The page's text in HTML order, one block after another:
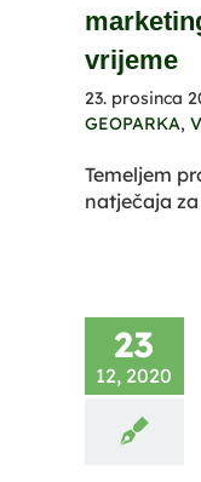
vrijeme
23. prosinca
GEOPARKA,
Temeljem
natječaja
23
12, 2020